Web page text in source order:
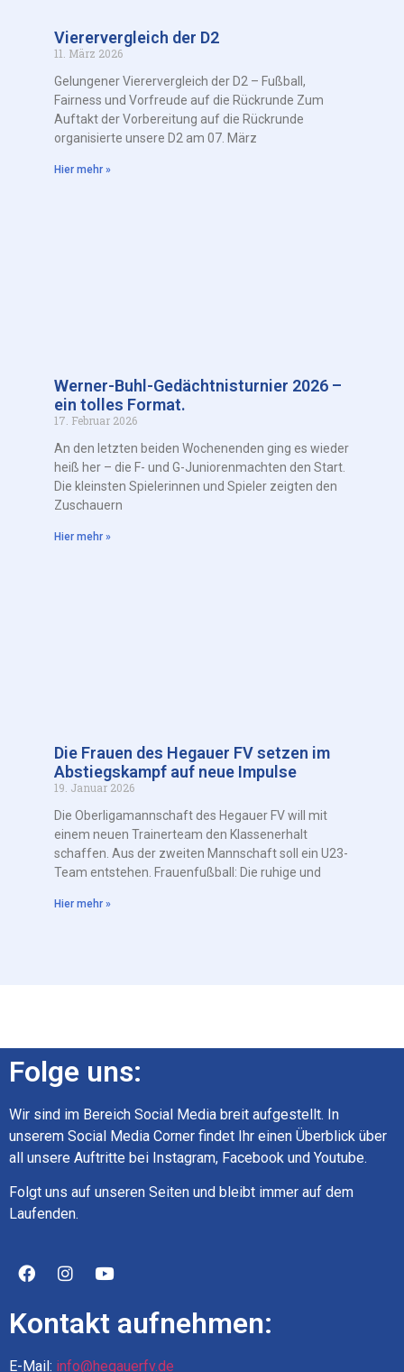
Vierervergleich der D2
11. März 2026
Gelungener Vierervergleich der D2 – Fußball,
Fairness und Vorfreude auf die Rückrunde Zum
Auftakt der Vorbereitung auf die Rückrunde
organisierte unsere D2 am 07. März
Hier mehr »
Werner-Buhl-Gedächtnisturnier 2026 –
ein tolles Format.
17. Februar 2026
An den letzten beiden Wochenenden ging es wieder
heiß her – die F- und G-Juniorenmachten den Start.
Die kleinsten Spielerinnen und Spieler zeigten den
Zuschauern
Hier mehr »
Die Frauen des Hegauer FV setzen im
Abstiegskampf auf neue Impulse
19. Januar 2026
Die Oberligamannschaft des Hegauer FV will mit
einem neuen Trainerteam den Klassenerhalt
schaffen. Aus der zweiten Mannschaft soll ein U23-
Team entstehen. Frauenfußball: Die ruhige und
Hier mehr »
Folge uns:
Wir sind im Bereich Social Media breit aufgestellt. In
unserem Social Media Corner findet Ihr einen Überblick über
all unsere Auftritte bei Instagram, Facebook und Youtube.
Folgt uns auf unseren Seiten und bleibt immer auf dem
Laufenden.
Kontakt aufnehmen:
E-Mail: info@hegauerfv.de